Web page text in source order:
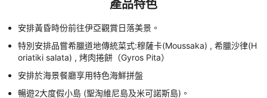
產品特色
安排黃昏時份前往伊亞觀賞日落美景。
特別安排品嘗希臘道地傳統菜式:穆薩卡(Moussaka) , 希臘沙律(H
oriatiki salata) , 烤肉捲餅（Gyros Pita）
安排於海景餐廳享用特色海鮮拼盤
暢遊2大度假小島 (聖淘維尼島及米可諾斯島)。